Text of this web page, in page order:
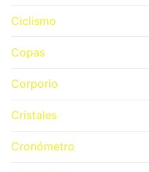
Ciclismo
Copas
Corporio
Cristales
Cronómetro